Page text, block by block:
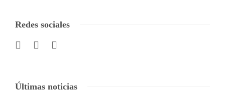
Redes sociales
Últimas noticias